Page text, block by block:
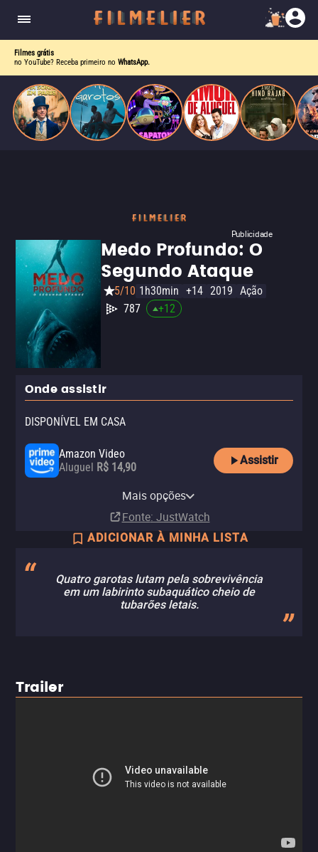
Filmes grátis
no YouTube? Receba primeiro no WhatsApp.
Publicidade
Medo Profundo: O
Segundo Ataque
5/10 1h30min +14 2019 Ação
787
+12
Onde assistir
DISPONÍVEL EM CASA
Amazon Video
Aluguel R$ 14,90
Assistir
R$ 14,90
R$ 6,90Mais opções
Fonte: JustWatch
ADICIONAR À MINHA LISTA
Quatro garotas lutam pela sobrevivência
em um labirinto subaquático cheio de
tubarões letais.
Trailer
Paris
obras-primas, participa de festas e busca romance